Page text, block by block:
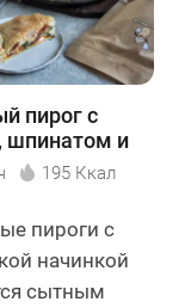
пирог с
шпинатом и
томатами
195 Ккал
пироги с
начинкой
сытным